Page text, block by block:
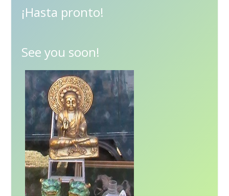
¡Hasta pronto!
See you soon!